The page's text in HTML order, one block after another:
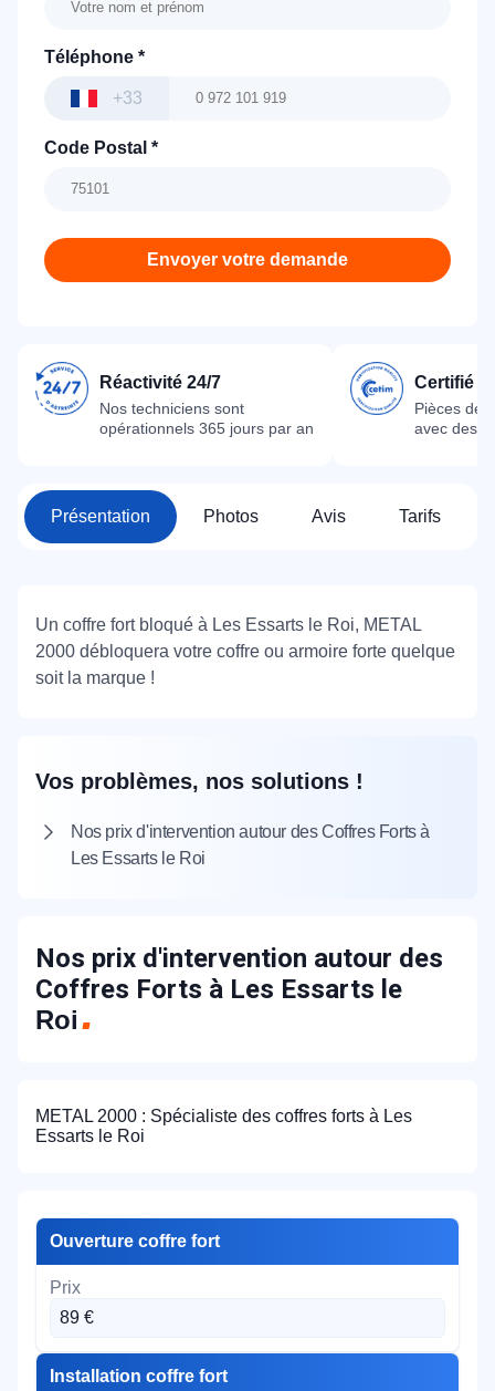
Téléphone *
+33
Code Postal *
Envoyer votre demande
Réactivité 24/7
Nos techniciens sont
opérationnels 365 jours par an
Certifié
Pièces
avec des
Présentation Photos Avis Tarifs
Un coffre fort bloqué à Les Essarts le Roi, METAL
2000 débloquera votre coffre ou armoire forte quelque
soit la marque !
Vos problèmes, nos solutions !
Nos prix d'intervention autour des Coffres Forts à
Les Essarts le Roi
Nos prix d'intervention autour des
Coffres Forts à Les Essarts le
Roi
METAL 2000 : Spécialiste des coffres forts à Les
Essarts le Roi
Ouverture coffre fort
89 €
Installation coffre fort